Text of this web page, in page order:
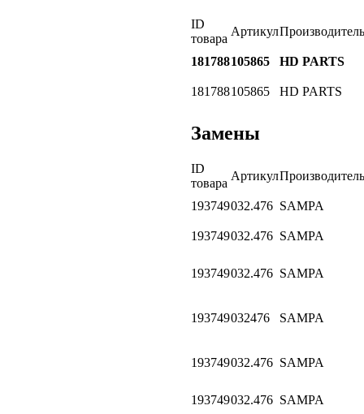
ID
товара
АртикулПроизводитель
181788105865 HD PARTS
181788105865 HD PARTS
Замены
ID
товара
АртикулПроизводитель
193749032.476 SAMPA
193749032.476 SAMPA
193749032.476 SAMPA
193749032476 SAMPA
193749032.476 SAMPA
193749032.476 SAMPA